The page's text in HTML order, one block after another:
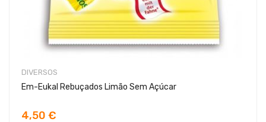
DIVERSOS
Em-Eukal Rebuçados Limão Sem Açúcar
4,50 €